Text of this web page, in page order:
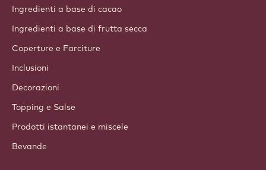
Ingredienti a base di cacao
Ingredienti a base di frutta secca
Coperture e Farciture
Inclusioni
Decorazioni
Topping e Salse
Prodotti istantanei e miscele
Bevande